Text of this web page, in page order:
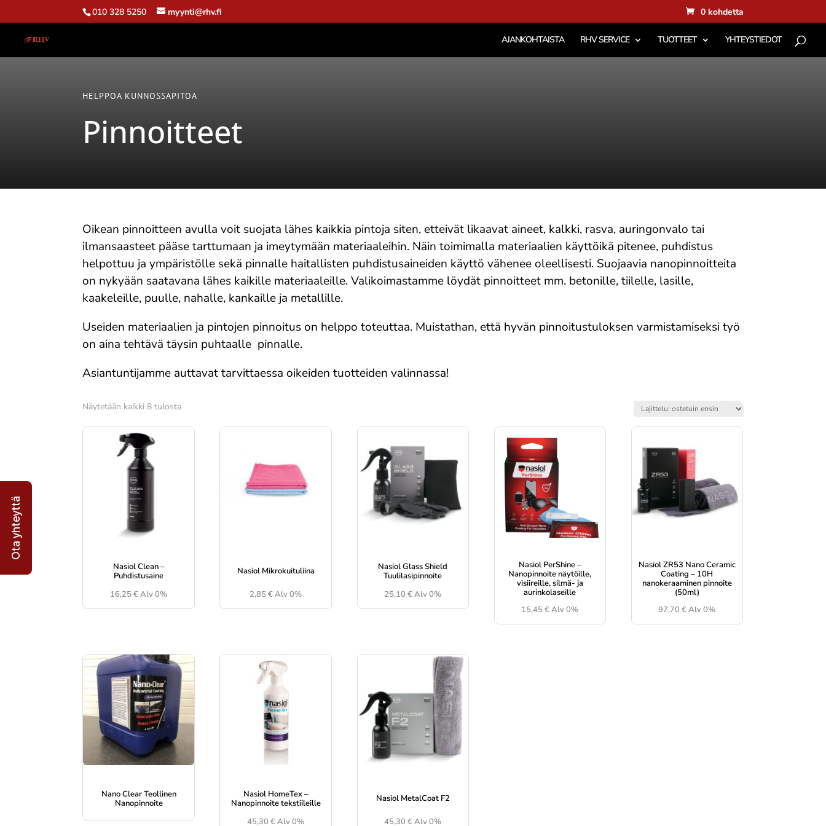
010 328 5250 myynti@rhv.fi 0 kohdetta
AJANKOHTAISTA RHV SERVICE TUOTTEET YHTEYSTIEDOT
HELPPOA KUNNOSSAPITOA
Pinnoitteet
Oikean pinnoitteen avulla voit suojata lähes kaikkia pintoja siten, etteivät likaavat aineet, kalkki, rasva, auringonvalo tai
ilmansaasteet pääse tarttumaan ja imeytymään materiaaleihin. Näin toimimalla materiaalien käyttöikä pitenee, puhdistus
helpottuu ja ympäristölle sekä pinnalle haitallisten puhdistusaineiden käyttö vähenee oleellisesti. Suojaavia nanopinnoitteita
on nykyään saatavana lähes kaikille materiaaleille. Valikoimastamme löydät pinnoitteet mm. betonille, tiilelle, lasille,
kaakeleille, puulle, nahalle, kankaille ja metallille.
Useiden materiaalien ja pintojen pinnoitus on helppo toteuttaa. Muistathan, että hyvän pinnoitustuloksen varmistamiseksi työ
on aina tehtävä täysin puhtaalle pinnalle.
Asiantuntijamme auttavat tarvittaessa oikeiden tuotteiden valinnassa!
Näytetään kaikki 8 tulostaSuosituimmat
Nasiol Clean –
Puhdistusaine
16,25€Alv 0%
Nasiol Mikrokuituliina
2,85€Alv 0%
Nasiol Glass Shield
Tuulilasipinnoite
25,10€Alv 0%
Nasiol PerShine –
Nanopinnoite näytöille,
visiireille, silmä- ja
aurinkolaseille
15,45€Alv 0%
Nasiol ZR53 Nano Ceramic
Coating – 10H
nanokeraaminen pinnoite
(50ml)
97,70€Alv 0%
Nano Clear Teollinen
Nanopinnoite
Nasiol HomeTex –
Nanopinnoite tekstiileille
45,30€Alv 0%
Nasiol MetalCoat F2
45,30€Alv 0%
Ota yhteyttä